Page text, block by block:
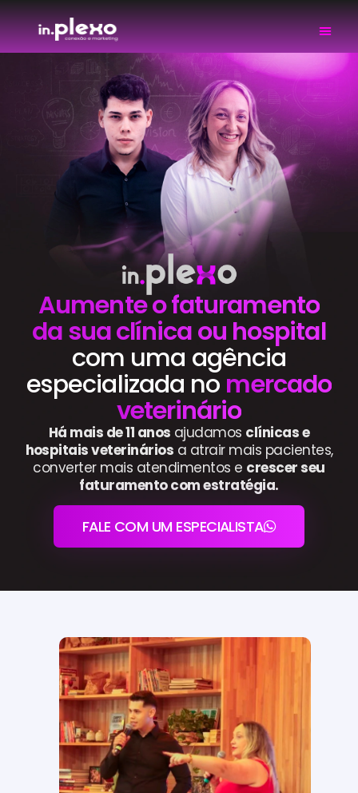
Aumente o faturamento
da sua clínica ou hospital
com uma agência
especializada no mercado
veterinário
Há mais de 11 anos ajudamos clínicas e
hospitais veterinários a atrair mais pacientes,
converter mais atendimentos e crescer seu
faturamento com estratégia.
FALE COM UM ESPECIALISTA